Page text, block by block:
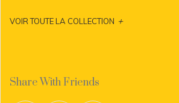
VOIR TOUTE LA COLLECTION +
Share With Friends